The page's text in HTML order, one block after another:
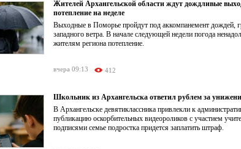
Жителей Архангельской области ждут дождливые
потепление на неделе
Выходные в Поморье пройдут под аккомпанемент дождей,
западного ветра. В начале следующей недели погода
жителям региона потепление.
вчера 09:13 412
Школьник из Архангельска ответил рублем за
В Архангельске девятиклассника привлекли к
публикацию оскорбительных видеороликов с участием
подписями семье подростка придется заплатить штраф.